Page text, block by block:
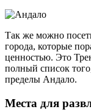
Так же можно
города, которые
ценностью. Это
полный список
пределы Андало.
Места для